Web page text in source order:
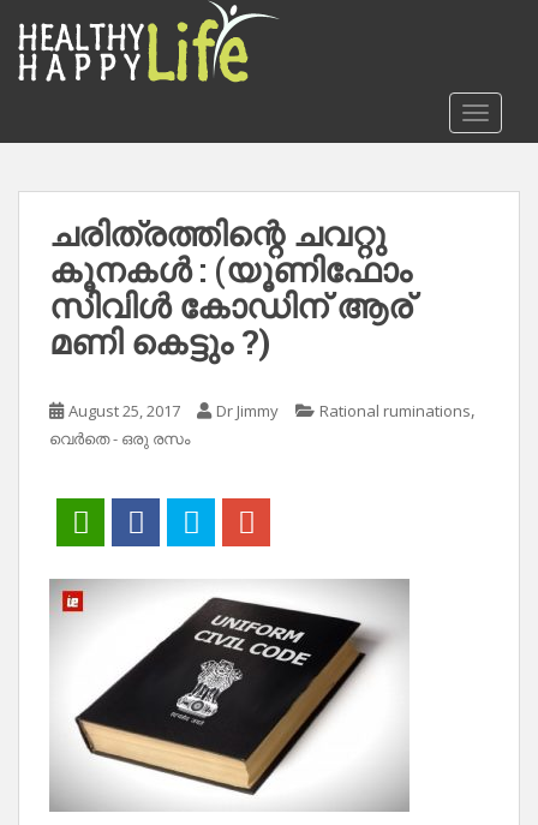
o
ചരിത്രത്തിന്റെ ചവറ്റു
കൂനകൾ : (യൂണിഫോം
സിവിൾ കോഡിന് ആര്
മണി കെട്ടും ?)
August 25, 2017 Dr Jimmy Rational ruminations,
വെർതെ - ഒരു രസം